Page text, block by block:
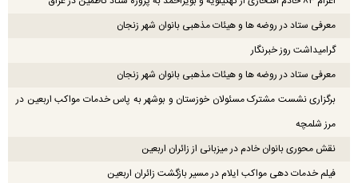
معرفی ستاد در روضه ها و هیئات مذهبی بانوان شهر زنجان
گرامیداشت روز خبرنگار
معرفی ستاد در روضه ها و هیئات مذهبی بانوان شهر زنجان
برگزاری نشست مشترک مسئولان خوزستان و بوشهر به پاس خدمات مواکب اربعین در
مرز شلمچه
نقش محوری بانوان خادم در میزبانی از زائران اربعین
فیلم خدمات دهی مواکب ایلام در مسیر بازگشت زائران اربعین